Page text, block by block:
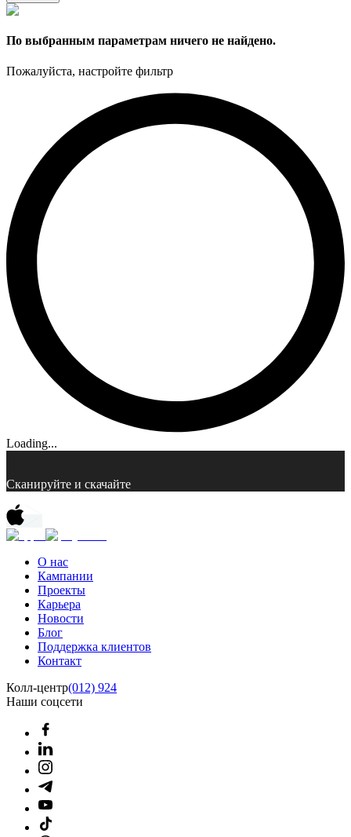
По выбранным параметрам ничего не найдено.
Пожалуйста, настройте фильтр
Loading...
Сканируйте и скачайте
О нас
Кампании
Проекты
Карьера
Новости
Блог
Поддержка клиентов
Контакт
Колл-центр(012) 924
Наши соцсети